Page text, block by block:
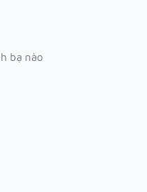
bạ nào